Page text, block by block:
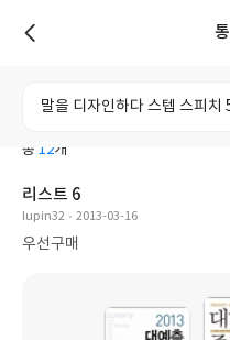
전체 도서 리뷰
총 12개
리스트 6
lupin32 2013-03-16
우선구매